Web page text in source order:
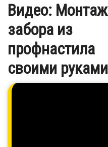
Видео: Монтаж
забора из
профнастила
своими руками